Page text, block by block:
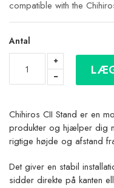
compatible with the
Antal
Chihiros CII Stand er en
produkter og hjælper dig
rigtige højde og afstand
Det giver en stabil
sidder direkte på kanten